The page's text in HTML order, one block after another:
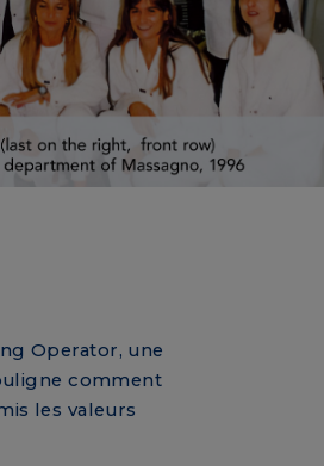
Operator, une
comment
les valeurs